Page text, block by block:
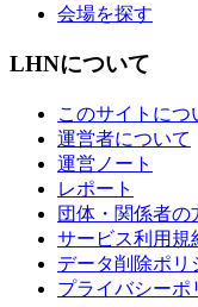
会場を探す
LHNについて
このサイトにつ
運営者について
運営ノート
レポート
団体・関係者の
サービス利用規
データ削除ポリ
プライバシーポ